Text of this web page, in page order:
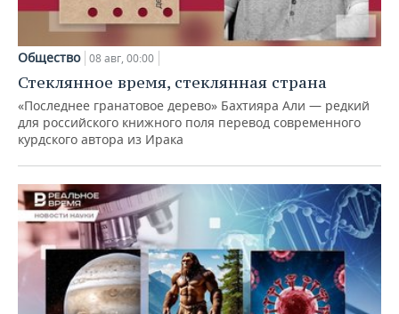
Общество 08 авг, 00:00
Стеклянное время, стеклянная страна
«Последнее гранатовое дерево» Бахтияра Али — редкий
для российского книжного поля перевод современного
курдского автора из Ирака